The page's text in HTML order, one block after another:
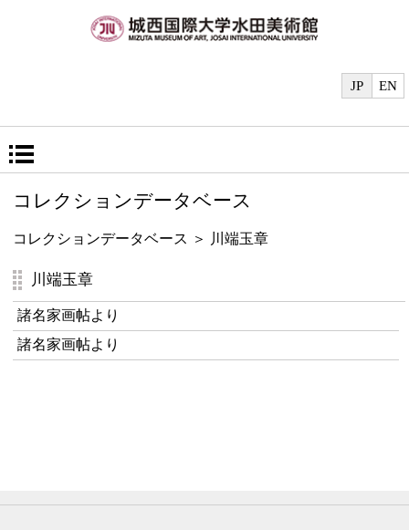
EN
JP
コレクションデータベース
コレクションデータベース ＞ 川端玉章
川端玉章
諸名家画帖より
諸名家画帖より